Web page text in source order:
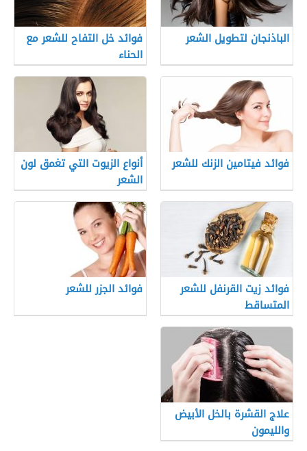
الباذنجان لتطويل الشعر
فوائد خل التفاح للشعر مع
الحناء
فوائد فيتامين الزنك للشعر
أنواع الزيوت التي تغمق لون
الشعر
فوائد زيت القرنفل للشعر
المتساقط
فوائد الجزر للشعر
علاج القشرة بالخل الأبيض
والليمون